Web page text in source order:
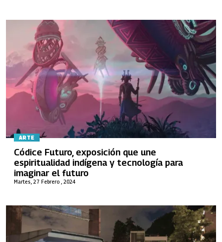
ARTE
Martes, 27 Febrero , 2024
Códice Futuro, exposición que une
espiritualidad indígena y tecnología para
imaginar el futuro